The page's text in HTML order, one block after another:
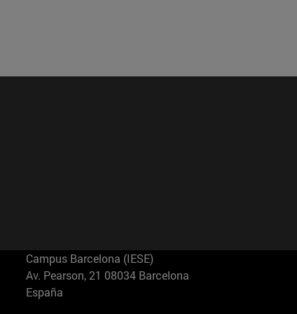
Campus Barcelona (IESE)
Av. Pearson, 21 08034 Barcelona
España